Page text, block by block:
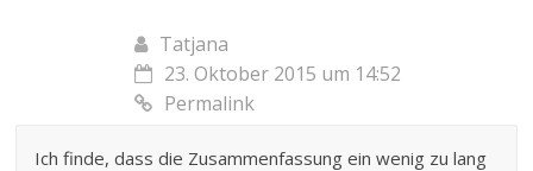
Tatjana
23. Oktober 2015 um 14:52
Permalink
Ich finde, dass die Zusammenfassung ein wenig zu lang